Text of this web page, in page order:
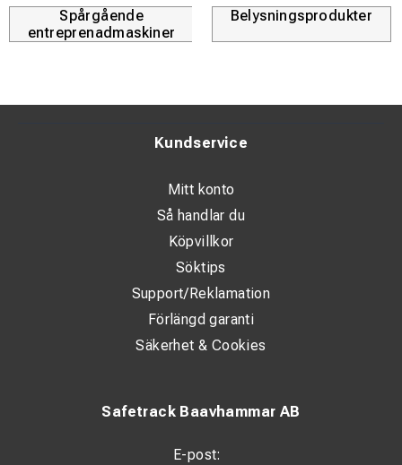
Spårgående
entreprenadmaskiner
Belysningsprodukter
Safetrack Baavhammar AB
E-post:
Kundservice
Mitt konto
Så handlar du
Köpvillkor
Söktips
Support/Reklamation
Förlängd garanti
Säkerhet & Cookies